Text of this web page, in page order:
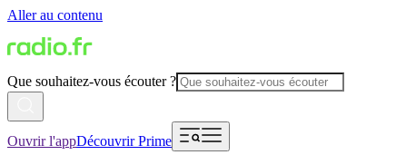
Aller au contenu
Que souhaitez-vous écouter ?
Ouvrir l'appDécouvrir Prime